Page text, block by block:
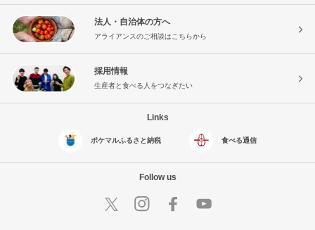
法人・自治体の方へ
アライアンスのご相談はこちらから
採用情報
生産者と食べる人をつなぎたい
Links
ポケマルふるさと納税 食べる通信
Follow us